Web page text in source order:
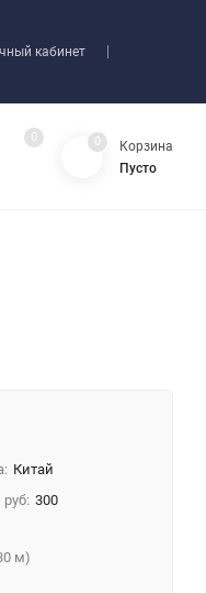
кабинет
0 0
Корзина
Пусто
Китай
300
м)